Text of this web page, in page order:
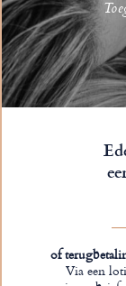
of
Via een